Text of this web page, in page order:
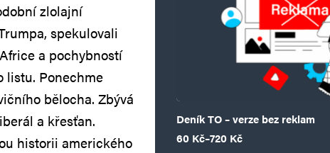
zlolajní
spekulovali
a pochybností
listu. Ponechme
bělocha. Zbývá
a křesťan.
historii amerického
Deník TO – verze bez reklam
60 Kč–720 Kč
Rozpětí cen: 60 Kč až 720 Kč